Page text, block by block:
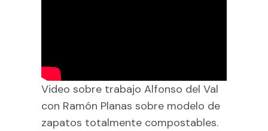
Video sobre trabajo Alfonso del Val
con Ramón Planas sobre modelo de
zapatos totalmente compostables.